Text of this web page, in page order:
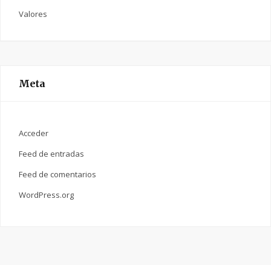
Valores
Meta
Acceder
Feed de entradas
Feed de comentarios
WordPress.org